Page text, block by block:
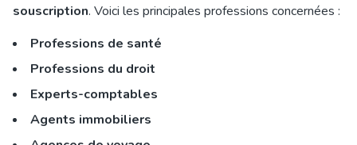
souscription. Voici les principales professions concernées :
Professions de santé
Professions du droit
Experts-comptables
Agents immobiliers